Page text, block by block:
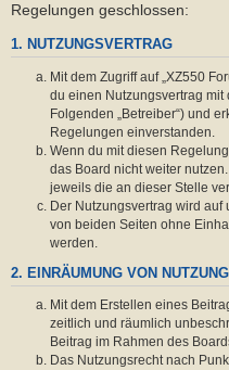
Regelungen geschlossen:
1. NUTZUNGSVERTRAG
Mit dem Zugriff auf „XZ550
du einen Nutzungsvertrag
Folgenden „Betreiber“) und
Regelungen einverstanden.
Wenn du mit diesen
das Board nicht weiter
jeweils die an dieser Stelle
Der Nutzungsvertrag wird
von beiden Seiten ohne
werden.
2. EINRÄUMUNG VON
Mit dem Erstellen eines
zeitlich und räumlich
Beitrag im Rahmen des
Das Nutzungsrecht nach